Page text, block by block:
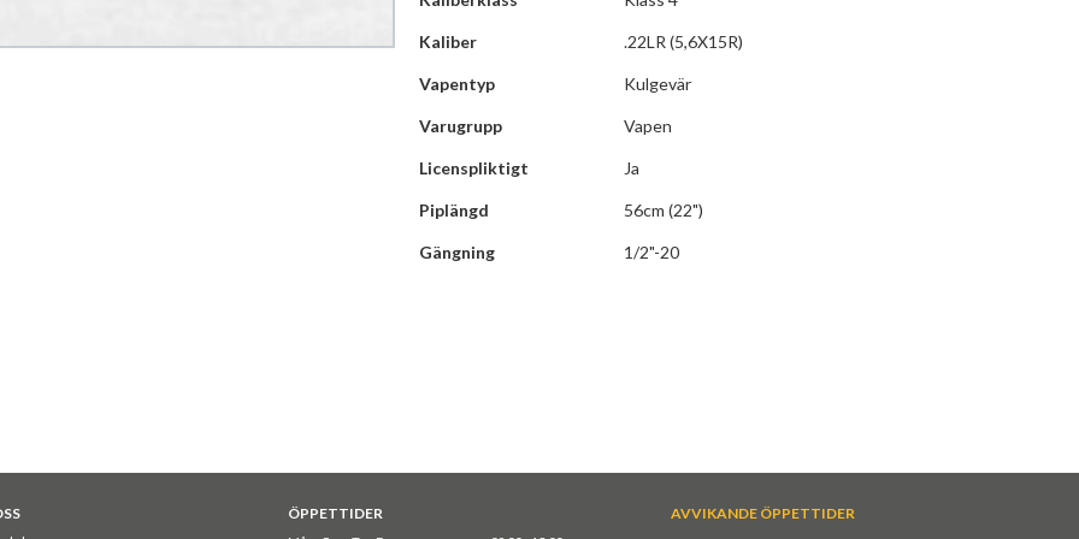
Kaliber .22LR (5,6X15R)
Vapentyp Kulgevär
Varugrupp Vapen
Licenspliktigt Ja
Piplängd 56cm (22")
Gängning 1/2"-20
ÖPPETTIDER AVVIKANDE ÖPPETTIDER